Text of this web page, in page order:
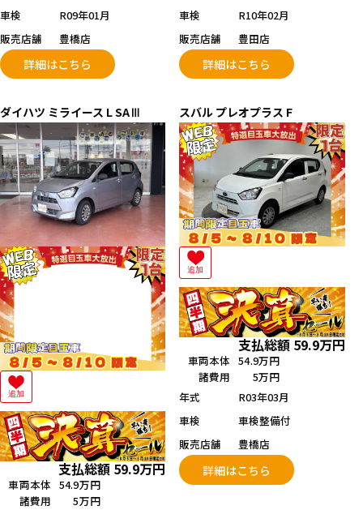
車検
R09年01月
販売店舗
豊橋店
詳細はこちら
車検
R10年02月
販売店舗
豊田店
詳細はこちら
ダイハツ ミライース L SAⅢ
追加
支払総額 59.9万円
車両本体 54.9万円
諸費用
5万円
スバル プレオプラス F
追加
支払総額 59.9万円
車両本体 54.9万円
諸費用
5万円
年式
R03年03月
車検
車検整備付
販売店舗
豊橋店
詳細はこちら